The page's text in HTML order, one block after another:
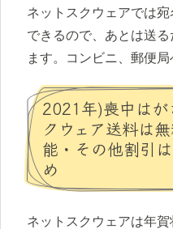
ネットスクウェアでは
できるので、あとは送
ます。コンビニ、郵便局
2021年)喪中はが
クウェア送料は
能・その他割引
め
ネットスクウェアは年